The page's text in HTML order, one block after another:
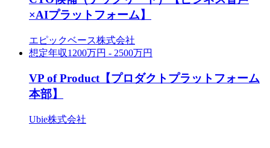
×AIプラットフォーム】
エピックベース株式会社
想定年収1200万円 - 2500万円
VP of Product【プロダクトプラットフォーム
本部】
Ubie株式会社